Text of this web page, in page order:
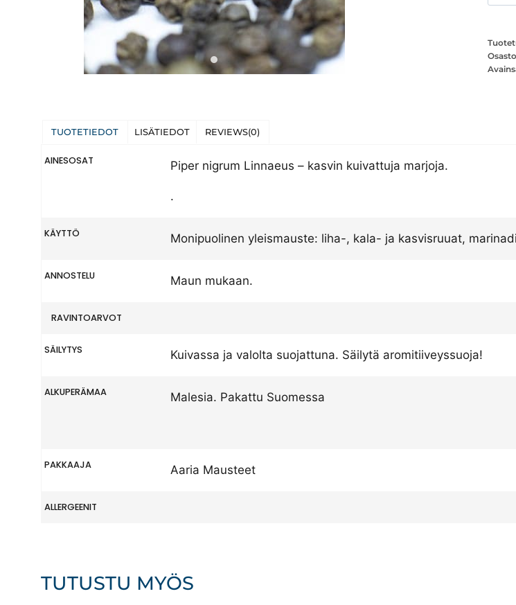
TUOTETIEDOT LISÄTIEDOT REVIEWS(0)
AINESOSAT Piper nigrum Linnaeus – kasvin kuivattuja marjoja.
.
KÄYTTÖ Monipuolinen yleismauste: liha-, kala- ja kasvisruuat,
ANNOSTELU Maun mukaan.
RAVINTOARVOT
SÄILYTYS Kuivassa ja valolta suojattuna. Säilytä aromitiiveyssuoja!
ALKUPERÄMAA Malesia. Pakattu Suomessa
PAKKAAJA Aaria Mausteet
ALLERGEENIT
TUTUSTU MYÖS